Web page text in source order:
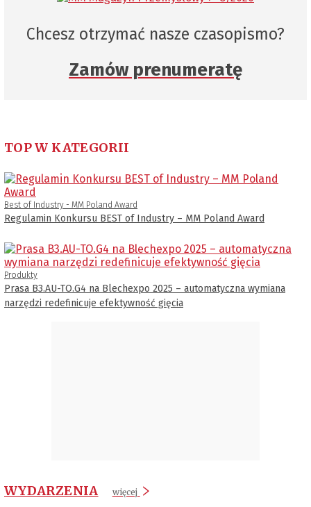
Chcesz otrzymać nasze czasopismo?
Zamów prenumeratę
TOP W KATEGORII
Best of Industry - MM Poland Award
Regulamin Konkursu BEST of Industry – MM Poland Award
Produkty
Prasa B3.AU-TO.G4 na Blechexpo 2025 – automatyczna wymiana
narzędzi redefinicuje efektywność gięcia
WYDARZENIA więcej